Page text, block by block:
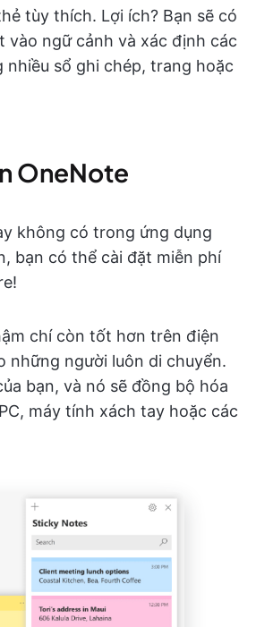
tùy thích. Lợi ích? Bạn sẽ có
vào ngữ cảnh và xác định các
nhiều sổ ghi chép, trang hoặc
OneNote
không có trong ứng dụng
bạn có thể cài đặt miễn phí
chí còn tốt hơn trên điện
những người luôn di chuyển.
bạn, và nó sẽ đồng bộ hóa
máy tính xách tay hoặc các